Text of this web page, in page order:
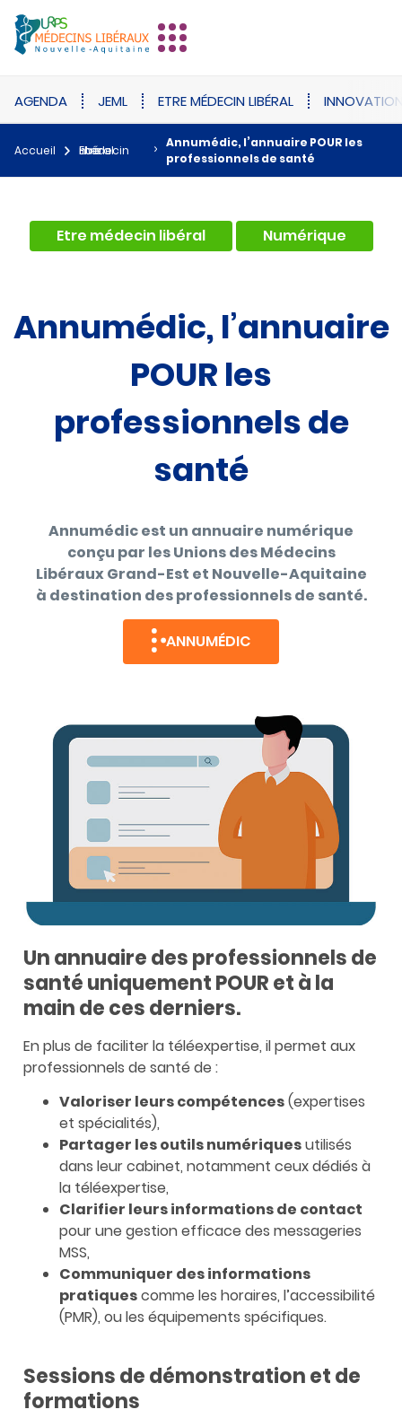
AGENDA JEML ETRE MÉDECIN LIBÉRAL
Accueil Etre médecin libéral
Annumédic, l’annuaire POUR les
professionnels de santé
Etre médecin libéral Numérique
Annumédic, l’annuaire
POUR les
professionnels de
santé
Annumédic est un annuaire numérique
conçu par les Unions des Médecins
Libéraux Grand-Est et Nouvelle-Aquitaine
à destination des professionnels de santé.
ANNUMÉDIC
Un annuaire des professionnels de
santé uniquement POUR et à la
main de ces derniers.
En plus de faciliter la téléexpertise, il permet aux
professionnels de santé de :
Valoriser leurs compétences(expertises
et spécialités),
Partager les outils numériquesutilisés
dans leur cabinet, notamment ceux dédiés à
la téléexpertise,
Clarifier leurs informations de contact
pour une gestion efficace des messageries
MSS,
Communiquer des informations
pratiquescomme les horaires, l’accessibilité
(PMR), ou les équipements spécifiques.
Sessions de démonstration et de
formations